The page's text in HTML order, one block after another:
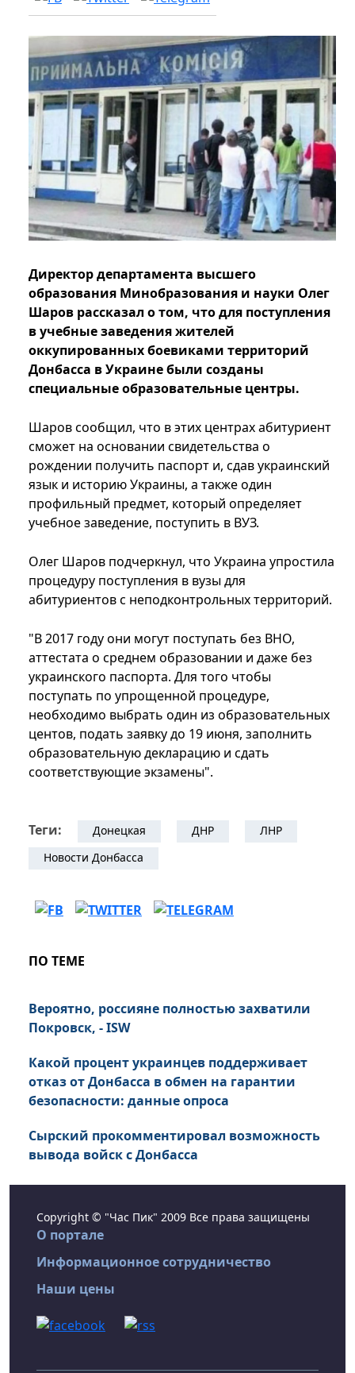
Директор департамента высшего
образования Минобразования и науки Олег
Шаров рассказал о том, что для поступления
в учебные заведения жителей
оккупированных боевиками территорий
Донбасса в Украине были созданы
специальные образовательные центры.
Шаров сообщил, что в этих центрах абитуриент
сможет на основании свидетельства о
рождении получить паспорт и, сдав украинский
язык и историю Украины, а также один
профильный предмет, который определяет
учебное заведение, поступить в ВУЗ.
Олег Шаров подчеркнул, что Украина упростила
процедуру поступления в вузы для
абитуриентов с неподконтрольных территорий.
"В 2017 году они могут поступать без ВНО,
аттестата о среднем образовании и даже без
украинского паспорта. Для того чтобы
поступать по упрощенной процедуре,
необходимо выбрать один из образовательных
центов, подать заявку до 19 июня, заполнить
образовательную декларацию и сдать
соответствующие экзамены".
Теги: Донецкая ДНР
ЛНР
Новости Донбасса
ПО ТЕМЕ
Вероятно, россияне полностью захватили
Покровск, - ISW
Какой процент украинцев поддерживает
отказ от Донбасса в обмен на гарантии
безопасности: данные опроса
Сырский прокомментировал возможность
вывода войск с Донбасса
Copyright © "Час Пик" 2009 Все права защищены
О портале
Информационное сотрудничество
Наши цены